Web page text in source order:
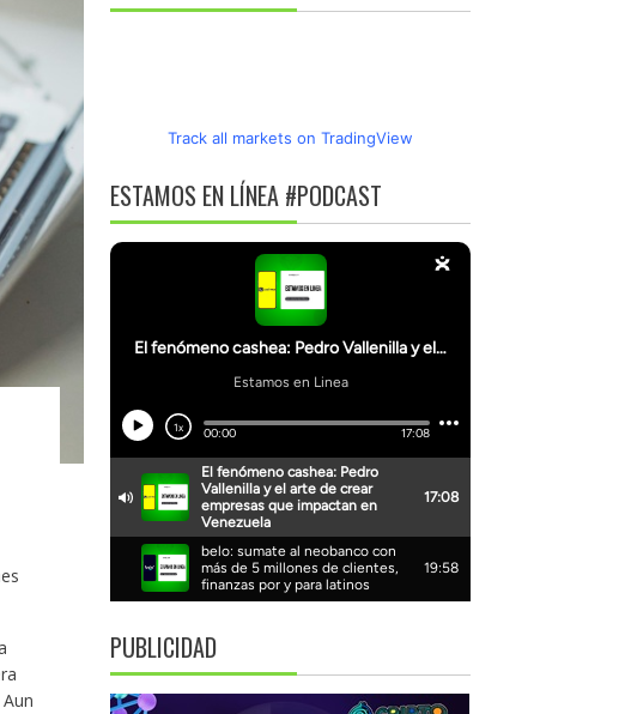
Track all markets on TradingView
ESTAMOS EN LÍNEA #PODCAST
PUBLICIDAD